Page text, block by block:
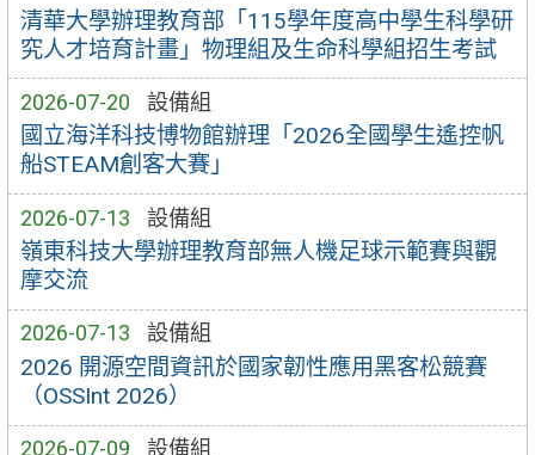
清華大學辦理教育部「115學年度高中學生科學研
究人才培育計畫」物理組及生命科學組招生考試
2026-07-20 設備組
國立海洋科技博物館辦理「2026全國學生遙控帆
船STEAM創客大賽」
2026-07-13 設備組
嶺東科技大學辦理教育部無人機足球示範賽與觀
摩交流
2026-07-13 設備組
2026 開源空間資訊於國家韌性應用黑客松競賽
（OSSInt 2026）
2026-07-09 設備組